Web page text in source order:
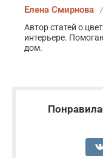
Елена Смирнова
Автор статей о
интерьере.
дом.